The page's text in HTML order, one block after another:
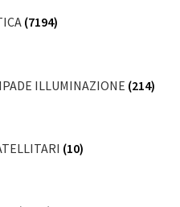
(7194)
ILLUMINAZIONE (214)
(10)